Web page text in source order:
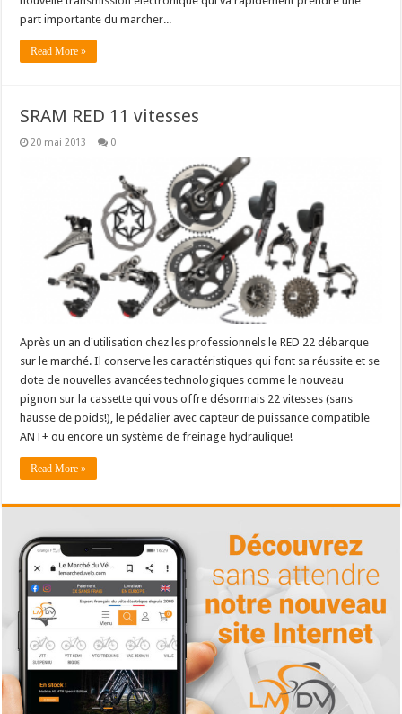
part importante du marcher...
Read More »
SRAM RED 11 vitesses
20 mai 2013 0
Après un an d'utilisation chez les professionnels le RED 22 débarque
sur le marché. Il conserve les caractéristiques qui font sa réussite et se
dote de nouvelles avancées technologiques comme le nouveau
pignon sur la cassette qui vous offre désormais 22 vitesses (sans
hausse de poids!), le pédalier avec capteur de puissance compatible
ANT+ ou encore un système de freinage hydraulique!
Read More »